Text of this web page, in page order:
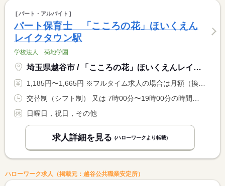
パート・アルバイト
パート保育士 「こころの花」ほいくえん
レイクタウン駅
学校法人 菊地学園
埼玉県越谷市 / 「こころの花」ほいくえんレイクタウン駅
1,185円〜1,665円 ※フルタイム求人の場合は月額（換算額）、パート求人の場合は時間額を表示しています。
日曜日，祝日，その他
求人詳細を見る (ハローワークより転載)
ハローワーク求人（掲載元：越谷公共職業安定所）